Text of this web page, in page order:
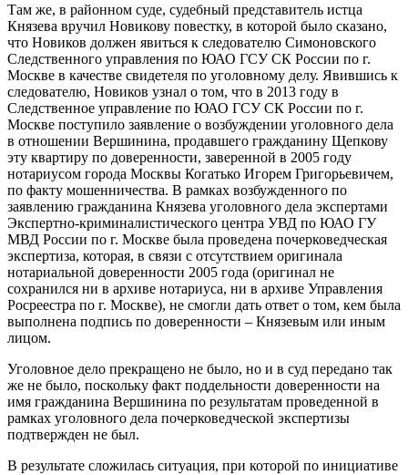
Там же, в районном суде, судебный представитель истца
Князева вручил Новикову повестку, в которой было сказано,
что Новиков должен явиться к следователю Симоновского
Следственного управления по ЮАО ГСУ СК России по г.
Москве в качестве свидетеля по уголовному делу. Явившись к
следователю, Новиков узнал о том, что в 2013 году в
Следственное управление по ЮАО ГСУ СК России по г.
Москве поступило заявление о возбуждении уголовного дела
в отношении Вершинина, продавшего гражданину Щепкову
эту квартиру по доверенности, заверенной в 2005 году
нотариусом города Москвы Когатько Игорем Григорьевичем,
по факту мошенничества. В рамках возбужденного по
заявлению гражданина Князева уголовного дела экспертами
Экспертно-криминалистического центра УВД по ЮАО ГУ
МВД России по г. Москве была проведена почерковедческая
экспертиза, которая, в связи с отсутствием оригинала
нотариальной доверенности 2005 года (оригинал не
сохранился ни в архиве нотариуса, ни в архиве Управления
Росреестра по г. Москве), не смогли дать ответ о том, кем была
выполнена подпись по доверенности – Князевым или иным
лицом.
Уголовное дело прекращено не было, но и в суд передано так
же не было, поскольку факт поддельности доверенности на
имя гражданина Вершинина по результатам проведенной в
рамках уголовного дела почерковедческой экспертизы
подтвержден не был.
В результате сложилась ситуация, при которой по инициативе